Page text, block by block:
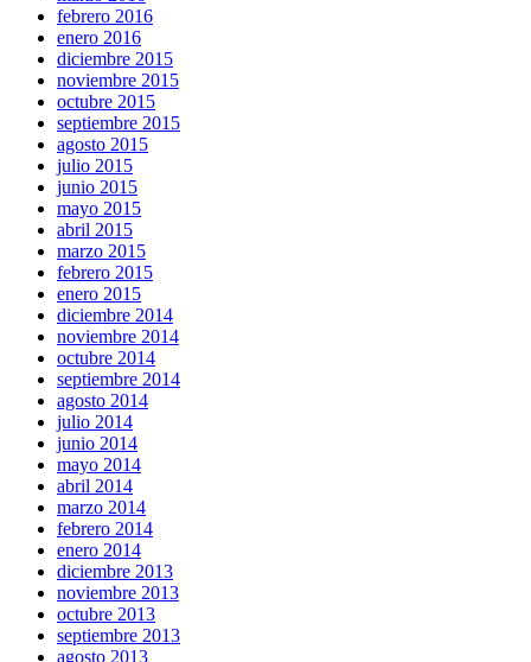
febrero 2016
enero 2016
diciembre 2015
noviembre 2015
octubre 2015
septiembre 2015
agosto 2015
julio 2015
junio 2015
mayo 2015
abril 2015
marzo 2015
febrero 2015
enero 2015
diciembre 2014
noviembre 2014
octubre 2014
septiembre 2014
agosto 2014
julio 2014
junio 2014
mayo 2014
abril 2014
marzo 2014
febrero 2014
enero 2014
diciembre 2013
noviembre 2013
octubre 2013
septiembre 2013
agosto 2013